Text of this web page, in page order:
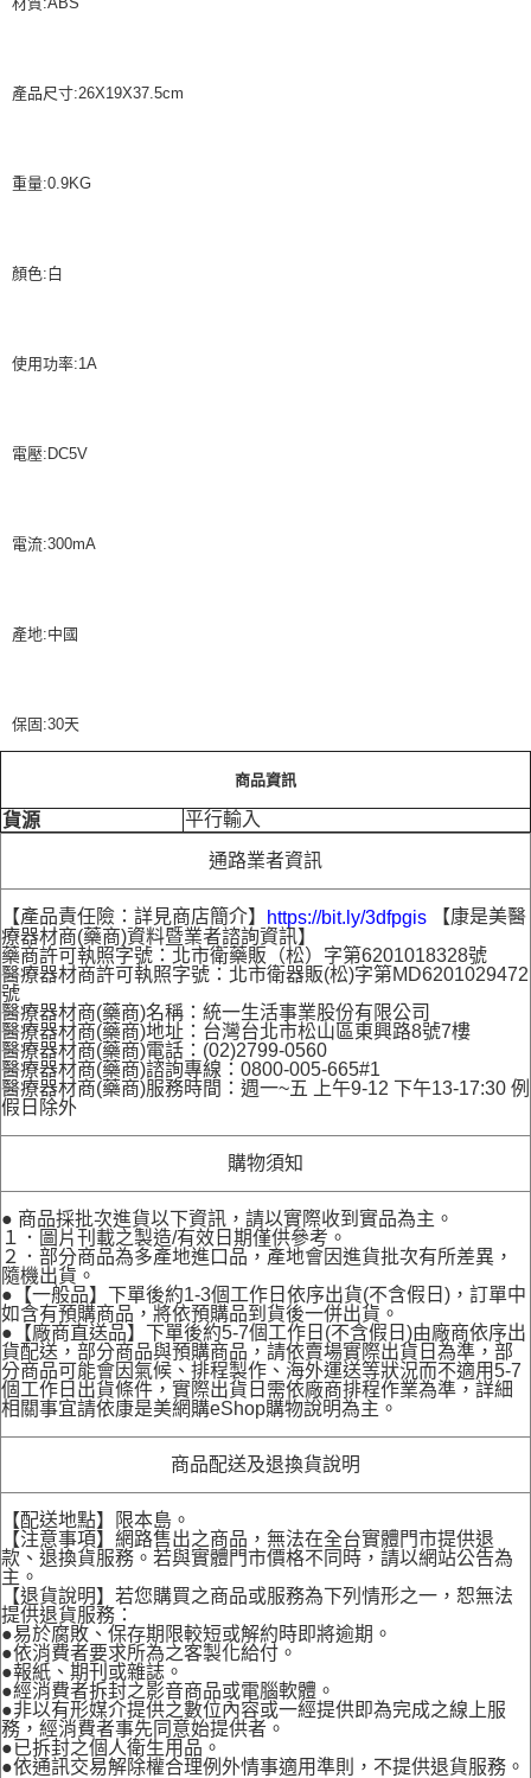
產品尺寸:26X19X37.5cm
重量:0.9KG
顏色:白
使用功率:1A
電壓:DC5V
電流:300mA
產地:中國
保固:30天
商品資訊
貨源 平行輸入
通路業者資訊
【產品責任險：詳見商店簡介】 https://bit.ly/3dfpgis 【康是美醫
療器材商(藥商)資料暨業者諮詢資訊】
藥商許可執照字號：北市衛藥販（松）字第6201018328號
醫療器材商許可執照字號：北市衛器販(松)字第MD6201029472
號
醫療器材商(藥商)名稱：統一生活事業股份有限公司
醫療器材商(藥商)地址：台灣台北市松山區東興路8號7樓
醫療器材商(藥商)電話：(02)2799-0560
醫療器材商(藥商)諮詢專線：0800-005-665#1
醫療器材商(藥商)服務時間：週一~五 上午9-12 下午13-17:30 例
假日除外
購物須知
● 商品採批次進貨以下資訊，請以實際收到實品為主。
１．圖片刊載之製造/有效日期僅供參考。
２．部分商品為多產地進口品，產地會因進貨批次有所差異，
隨機出貨。
●【一般品】下單後約1-3個工作日依序出貨(不含假日)，訂單中
如含有預購商品，將依預購品到貨後一併出貨。
●【廠商直送品】下單後約5-7個工作日(不含假日)由廠商依序出
貨配送，部分商品與預購商品，請依賣場實際出貨日為準，部
分商品可能會因氣候、排程製作、海外運送等狀況而不適用5-7
個工作日出貨條件，實際出貨日需依廠商排程作業為準，詳細
相關事宜請依康是美網購eShop購物說明為主。
商品配送及退換貨說明
【配送地點】限本島。
【注意事項】網路售出之商品，無法在全台實體門市提供退
款、退換貨服務。若與實體門市價格不同時，請以網站公告為
主。
【退貨說明】若您購買之商品或服務為下列情形之一，恕無法
提供退貨服務：
●易於腐敗、保存期限較短或解約時即將逾期。
●依消費者要求所為之客製化給付。
●報紙、期刊或雜誌。
●經消費者拆封之影音商品或電腦軟體。
●非以有形媒介提供之數位內容或一經提供即為完成之線上服
務，經消費者事先同意始提供者。
●已拆封之個人衛生用品。
●依通訊交易解除權合理例外情事適用準則，不提供退貨服務。